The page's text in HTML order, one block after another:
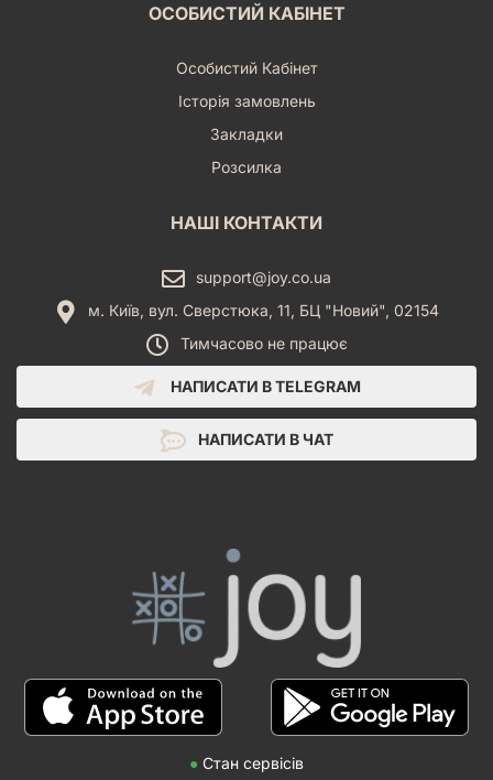
ОСОБИСТИЙ КАБІНЕТ
Особистий Кабінет
Історія замовлень
Закладки
Розсилка
НАШІ КОНТАКТИ
support@joy.co.ua
м. Київ, вул. Сверстюка, 11, БЦ "Новий", 02154
Тимчасово не працює
НАПИСАТИ В TELEGRAM
НАПИСАТИ В ЧАТ
● Стан сервісів